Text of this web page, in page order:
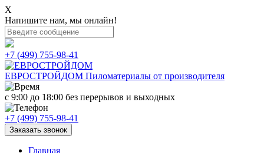
X
Напишите нам, мы онлайн!
+7 (499) 755-98-41
ЕВРОСТРОЙДОМ Пиломатериалы от производителя
с 9:00 до 18:00 без перерывов и выходных
+7 (499) 755-98-41
Заказать звонок
Главная